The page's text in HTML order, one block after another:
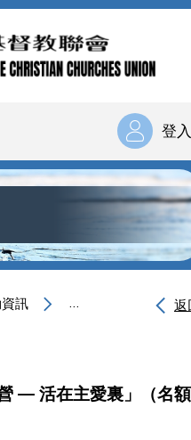
登入
訊 婦女組「女教牧同返
— 活在主愛裏」（名額